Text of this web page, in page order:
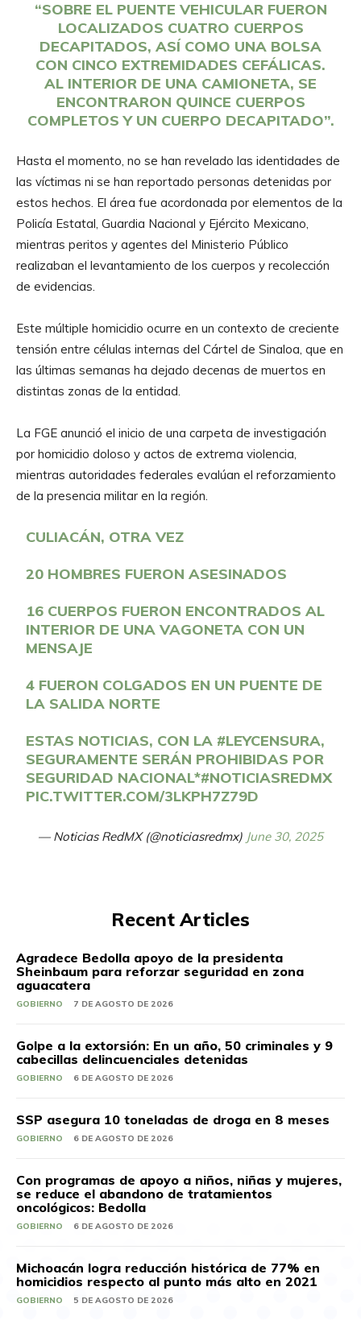
“SOBRE EL PUENTE VEHICULAR FUERON
LOCALIZADOS CUATRO CUERPOS
DECAPITADOS, ASÍ COMO UNA BOLSA
CON CINCO EXTREMIDADES CEFÁLICAS.
AL INTERIOR DE UNA CAMIONETA, SE
ENCONTRARON QUINCE CUERPOS
COMPLETOS Y UN CUERPO DECAPITADO”.
Hasta el momento, no se han revelado las identidades de
las víctimas ni se han reportado personas detenidas por
estos hechos. El área fue acordonada por elementos de la
Policía Estatal, Guardia Nacional y Ejército Mexicano,
mientras peritos y agentes del Ministerio Público
realizaban el levantamiento de los cuerpos y recolección
de evidencias.
Este múltiple homicidio ocurre en un contexto de creciente
tensión entre células internas del Cártel de Sinaloa, que en
las últimas semanas ha dejado decenas de muertos en
distintas zonas de la entidad.
La FGE anunció el inicio de una carpeta de investigación
por homicidio doloso y actos de extrema violencia,
mientras autoridades federales evalúan el reforzamiento
de la presencia militar en la región.
CULIACÁN, OTRA VEZ
20 HOMBRES FUERON ASESINADOS
16 CUERPOS FUERON ENCONTRADOS AL
INTERIOR DE UNA VAGONETA CON UN
MENSAJE
4 FUERON COLGADOS EN UN PUENTE DE
LA SALIDA NORTE
ESTAS NOTICIAS, CON LA #LEYCENSURA,
SEGURAMENTE SERÁN PROHIBIDAS POR
SEGURIDAD NACIONAL*#NOTICIASREDMX
PIC.TWITTER.COM/3LKPH7Z79D
— Noticias RedMX (@noticiasredmx) June 30, 2025
Recent Articles
Agradece Bedolla apoyo de la presidenta
Sheinbaum para reforzar seguridad en zona
aguacatera
GOBIERNO 7 DE AGOSTO DE 2026
Golpe a la extorsión: En un año, 50 criminales y 9
cabecillas delincuenciales detenidas
GOBIERNO 6 DE AGOSTO DE 2026
SSP asegura 10 toneladas de droga en 8 meses
GOBIERNO 6 DE AGOSTO DE 2026
Con programas de apoyo a niños, niñas y mujeres,
se reduce el abandono de tratamientos
oncológicos: Bedolla
GOBIERNO 6 DE AGOSTO DE 2026
Michoacán logra reducción histórica de 77% en
homicidios respecto al punto más alto en 2021
GOBIERNO 5 DE AGOSTO DE 2026